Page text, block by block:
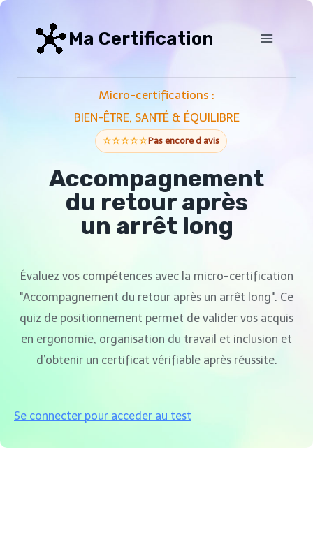
Aller
contenu
Ma Certification
Micro-certifications :
BIEN-ÊTRE, SANTÉ & ÉQUILIBRE
☆☆☆☆☆Pas encore d avis
Accompagnement
du retour après
un arrêt long
Évaluez vos compétences avec la micro-certification
"Accompagnement du retour après un arrêt long". Ce
quiz de positionnement permet de valider vos acquis
en ergonomie, organisation du travail et inclusion et
d’obtenir un certificat vérifiable après réussite.
Se connecter pour acceder au test